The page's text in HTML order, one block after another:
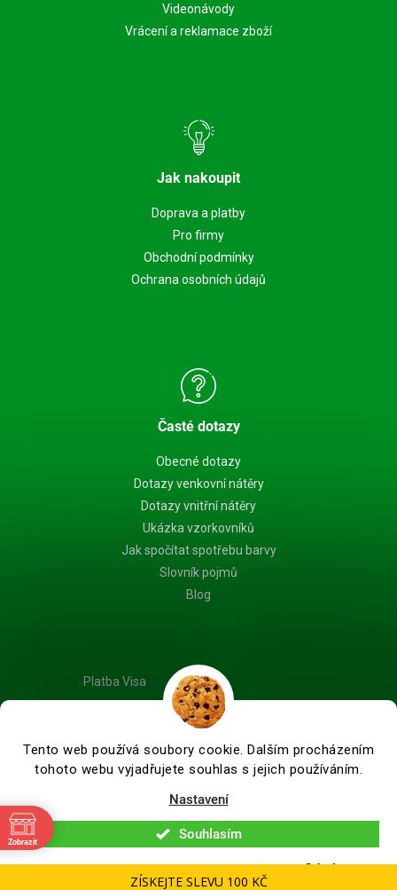
Tento web používá soubory cookie. Dalším procházením
tohoto webu vyjadřujete souhlas s jejich používáním.
Nastavení
Odmítnout
Souhlasím
Videonávody
Vrácení a reklamace zboží
Jak nakoupit
Doprava a platby
Pro firmy
Obchodní podmínky
Ochrana osobních údajů
Časté dotazy
Obecné dotazy
Dotazy venkovní nátěry
Dotazy vnitřní nátěry
Ukázka vzorkovníků
Jak spočítat spotřebu barvy
Slovník pojmů
Blog
Platba Visa
Copyright 2026 Barvy na dřevo.cz - Specialista na nátěry dřeva
Zobrazit
ZÍSKEJTE SLEVU 100 KČ